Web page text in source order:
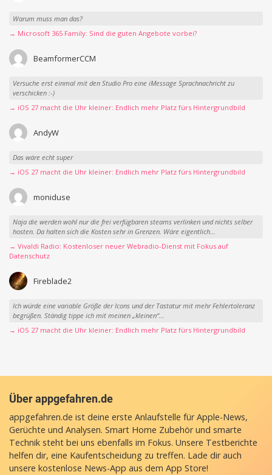
Warum muss man das?
→ Microsoft 365 Family: Sind die guten Angebote vorbei?
BeamformerCCM
Versuche erst einmal mit den Studio Pro eine iMessage Sprachnachricht zu
verschicken :-)
→ iOS 27 macht die Uhr kleiner: Endlich mehr Platz fürs Hintergrundbild
AndyW
Das wäre echt super
→ iOS 27 macht die Uhr kleiner: Endlich mehr Platz fürs Hintergrundbild
moniduse
Naja die werden wohl nur die frei verfügbaren steams verlinken und nichts selber
hosten. Da halten sich die Kosten sehr in Grenzen. Wäre eigentlich...
→ Vivaldi Radio: Kostenloser neuer Webradio-Dienst mit Fokus auf
Datenschutz
Fireblade2
Ich würde eine variable Größe der Icons und der Tastatur mit mehr Fehlertoleranz
begrüßen. Ständig tippe ich mit meinen „kleinen“...
→ iOS 27 macht die Uhr kleiner: Endlich mehr Platz fürs Hintergrundbild
Über appgefahren.de
appgefahren.de ist deine erste Anlaufstelle für Apple-News,
Gerüchte und Analysen. Smart Home Zubehör und smarte
Technik steht bei uns ebenfalls im Fokus. Unsere Testberichte
helfen dir, eine Kaufentscheidung zu treffen. Lade dir auch
unsere kostenlose News-App aus dem App Store!